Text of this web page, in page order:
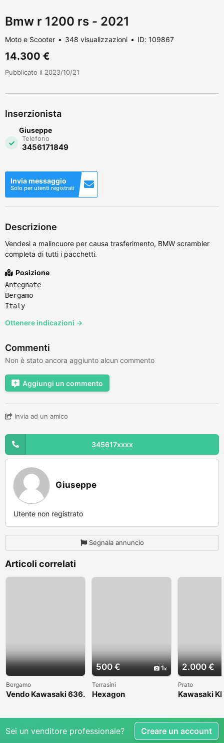
Bmw r 1200 rs - 2021
Moto e Scooter 348 visualizzazioni ID: 109867
14.300 €
Pubblicato il 2023/10/21
Inserzionista
Giuseppe
Telefono
3456171849
Invia messaggio
Solo per utenti registrati
Descrizione
Vendesi a malincuore per causa trasferimento, BMW scrambler
completa di tutti i pacchetti.
Posizione
Antegnate
Bergamo
Italy
Ottenere indicazioni →
Commenti
Non è stato ancora aggiunto alcun commento
Aggiungi un commento
Invia ad un amico
345617xxxx
Giuseppe
Utente non registrato
Segnala annuncio
Articoli correlati
Bergamo
Vendo Kawasaki 636.
500 € 1
Terrasini
Hexagon
2.000 €
Prato
Kawasaki
Sei un venditore professionale? Creare un account